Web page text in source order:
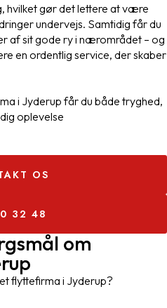
hvilket gør det lettere at være
undervejs. Samtidig får du
af sit gode ry i nærområdet – og
en ordentlig service, der skaber
i Jyderup får du både tryghed,
oplevelse
OS
32 48
om
flyttefirma i Jyderup?